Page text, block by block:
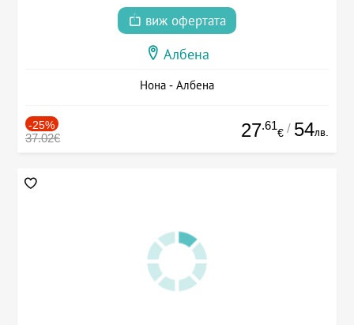
виж офертата
Албена
Нона - Албена
-25%
37.02€ 27.61
€ / 54лв.